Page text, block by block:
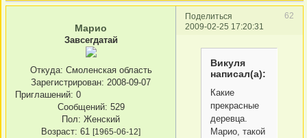
Поделиться
62
2009-02-25 17:20:31
Марио
Завсегдатай
Откуда: Смоленская область
Зарегистрирован: 2008-09-07
Приглашений: 0
Сообщений: 529
Пол: Женский
Возраст: 61 [1965-06-12]
Викуля
написал(а):
Какие
прекрасные
деревца.
Марио, такой